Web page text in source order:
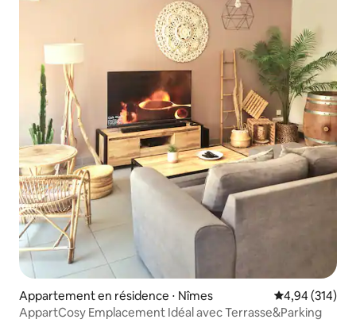
Appartement en résidence ⋅ Nîmes Évaluation
4,94 (314)
AppartCosy Emplacement Idéal avec Terrasse&Parking